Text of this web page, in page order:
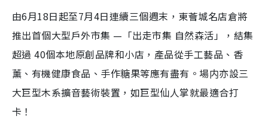
由6月18日起至7月4日連續三個週末，東薈城名店倉將
推出首個大型戶外市集 —「出走市集 自然森活」，結集
超過 40個本地原創品牌和小店，產品從手工藝品、香
薰、有機健康食品、手作糖果等應有盡有。場内亦設三
大巨型木系擴音藝術裝置，如巨型仙人掌就最適合打
卡！